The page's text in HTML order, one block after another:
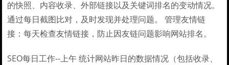
的快照、内容收录、外部链接以及关键词排名的变动情况。
通过每日截图比对，及时发现并处理问题。 管理友情链
接：每天检查友情链接，防止因友链问题影响网站排名。
SEO每日工作--上午 统计网站昨日的数据情况（包括收录、